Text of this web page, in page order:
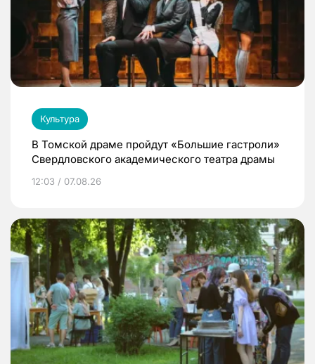
Культура
В Томской драме пройдут «Большие гастроли»
Свердловского академического театра драмы
12:03 / 07.08.26